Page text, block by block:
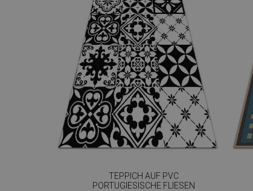
TEPPICH AUF PVC
PORTUGIESISCHE FLIESEN